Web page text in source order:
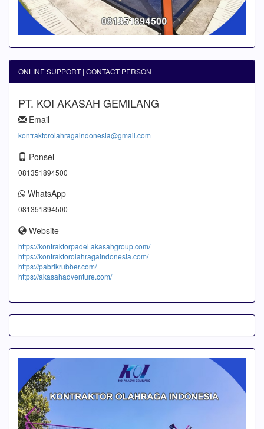
ONLINE SUPPORT | CONTACT PERSON
PT. KOI AKASAH GEMILANG
Email
kontraktorolahragaindonesia@gmail.com
Ponsel
081351894500
WhatsApp
081351894500
Website
https://kontraktorpadel.akasahgroup.com/
https://kontraktorolahragaindonesia.com/
https://pabrikrubber.com/
https://akasahadventure.com/